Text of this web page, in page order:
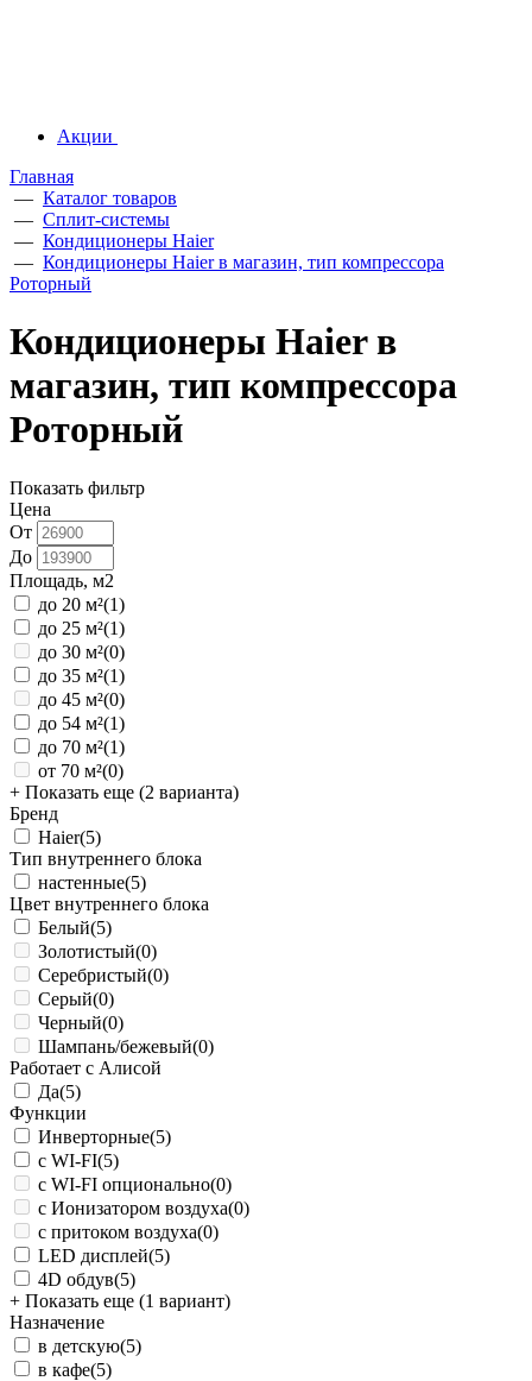
Акции
Главная
— Каталог товаров
— Сплит-системы
— Кондиционеры Haier
— Кондиционеры Haier в магазин, тип компрессора
Роторный
Кондиционеры Haier в
магазин, тип компрессора
Роторный
Показать фильтр
Цена
От
До
Площадь, м2
до 20 м²(1)
до 25 м²(1)
до 30 м²(0)
до 35 м²(1)
до 45 м²(0)
до 54 м²(1)
до 70 м²(1)
от 70 м²(0)
+ Показать еще (2 варианта)
Бренд
Haier(5)
Тип внутреннего блока
настенные(5)
Цвет внутреннего блока
Белый(5)
Золотистый(0)
Серебристый(0)
Серый(0)
Черный(0)
Шампань/бежевый(0)
Работает с Алисой
Да(5)
Функции
Инверторные(5)
с WI-FI(5)
с WI-FI опционально(0)
с Ионизатором воздуха(0)
с притоком воздуха(0)
LED дисплей(5)
4D обдув(5)
+ Показать еще (1 вариант)
Назначение
в детскую(5)
в кафе(5)